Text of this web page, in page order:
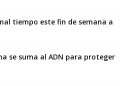
tiempo este fin de semana a
se suma al ADN para proteger